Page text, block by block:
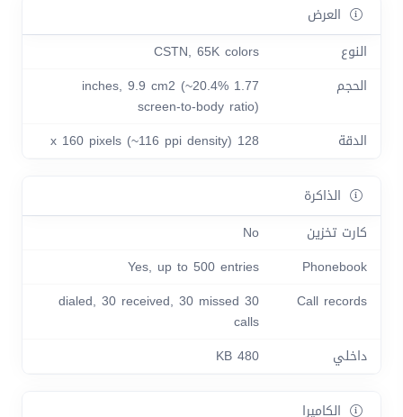
العرض
النوع
CSTN, 65K colors
الحجم
1.77 inches, 9.9 cm2 (~20.4%
screen-to-body ratio)
الدقة
128 x 160 pixels (~116 ppi density)
الذاكرة
كارت تخزين
No
Phonebook
Yes, up to 500 entries
Call records
30 dialed, 30 received, 30 missed
calls
داخلي
480 KB
الكاميرا